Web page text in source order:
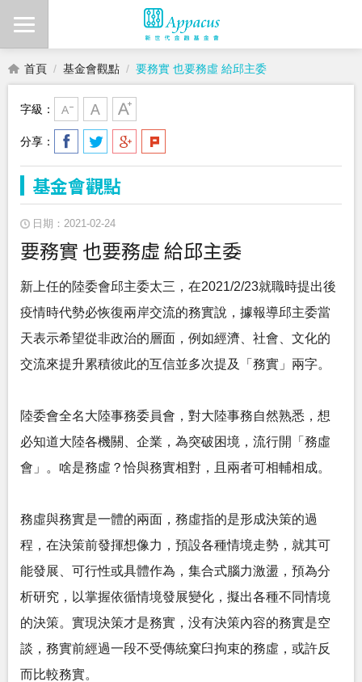
首頁 基金會觀點 要務實 也要務虛 給邱主委
字級：
分享：
基金會觀點
日期：2021-02-24
要務實 也要務虛 給邱主委
新上任的陸委會邱主委太三，在2021/2/23就職時提出後
疫情時代勢必恢復兩岸交流的務實說，據報導邱主委當
天表示希望從非政治的層面，例如經濟、社會、文化的
交流來提升累積彼此的互信並多次提及「務實」兩字。
陸委會全名大陸事務委員會，對大陸事務自然熟悉，想
必知道大陸各機關、企業，為突破困境，流行開「務虛
會」。啥是務虛？恰與務實相對，且兩者可相輔相成。
務虛與務實是一體的兩面，務虛指的是形成決策的過
程，在決策前發揮想像力，預設各種情境走勢，就其可
能發展、可行性或具體作為，集合式腦力激盪，預為分
析研究，以掌握依循情境發展變化，擬出各種不同情境
的決策。實現決策才是務實，没有決策內容的務實是空
談，務實前經過一段不受傳統窠臼拘束的務虛，或許反
而比較務實。